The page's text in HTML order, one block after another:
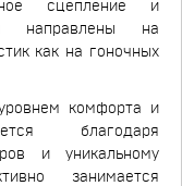
сцепление и
направлены на
как на гоночных
комфорта и
благодаря
и уникальному
занимается